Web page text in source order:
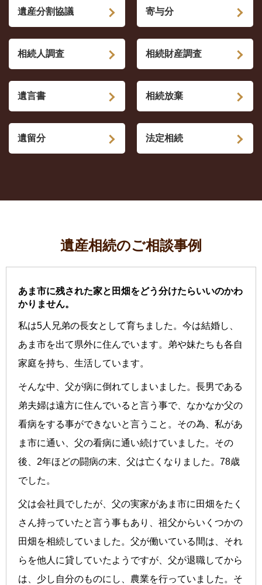
遺産分割協議 寄与分
相続人調査 相続財産調査
遺言書 相続放棄
遺留分 法定相続
遺産相続のご相談事例
あま市に残された家と田畑をどう分けたらいいのかわ
かりません。
私は5人兄弟の長女として育ちました。今は結婚し、
あま市を出て県外に住んでいます。弟や妹たちも各自
家庭を持ち、生活しています。
そんな中、父が病に倒れてしまいました。長男である
弟夫婦は遠方に住んでいると言う事で、なかなか父の
看病をする事ができないと言うこと。その為、私があ
ま市に通い、父の看病に通い続けていました。その
後、2年ほどの闘病の末、父は亡くなりました。78歳
でした。
父は会社員でしたが、父の実家があま市に田畑をたく
さん持っていたと言う事もあり、祖父からいくつかの
田畑を相続していました。父が働いている間は、それ
らを他人に貸していたようですが、父が退職してから
は、少し自分のものにし、農業を行っていました。そ